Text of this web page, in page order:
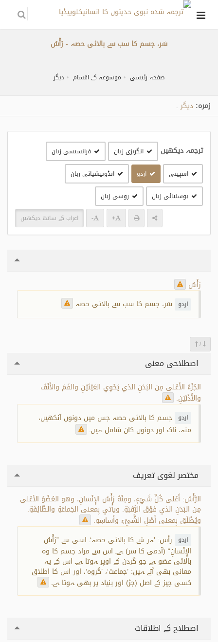
سَر، جسم کا سب سے بالائی حصہ - رَأْسٌ
صفحہ رئیسی موسوعہ کے اقسام دیگر
زمره: دیگر
ترجمہ دیکھیں انگریزی زبان فرانسیسی زبان
اسپینی اردو انڈونیشیائی زبان
بوسنیائی زبان روسی زبان
+
- اعراب کے ساتھ دیکھیں
رَأْسٌ
اردو سَر، جسم کا سب سے بالائی حصہ
/
اصطلاحی معنی
الجُزْءُ الأَعْلى مِن البَدَنِ الذي يَحْوِي العَيْنَيْنِ والفَمَ والأَنْفَ
والأُذُنَيْنِ.
اردو جسم کا بالائی حصہ جس میں دونوں آنکھیں،
منہ، ناک اور دونوں کان شامل ہیں۔
مختصر لغوی تعریف
الرَّأْسُ: أَعْلى كُلِّ شَيْءٍ، ومِنْهُ رَأْسُ الإِنْسانِ، وهو العُضْوُ الأعْلى
مِن البَدَنِ الذي فَوْقَ الرَّقَبَةِ. ويأْتي بِمعنى الجَماعَةِ والطّائِفَةِ.
ويُطْلَق بِمعنى أَصْلِ الشَّيْءِ وأَساسِهِ.
اردو
رأس: ’ہر شے کا بالائی حصہ‘۔ اسی سے ”رَأْسُ
الإِنْسانِ“ (آدمی کا سر) ہے۔ اس سے مراد جسم کا وہ
بالائی عضو ہے جو گردن کے اوپر ہوتا ہے۔ اس کے یہ
معانی بھی آتے ہیں: ’جماعت‘، ’گروہ‘، اور اس کا اطلاق
کسی چیز کے اصل (جڑ) اور بنیاد پر بھی ہوتا ہے۔
اصطلاح کے اطلاقات